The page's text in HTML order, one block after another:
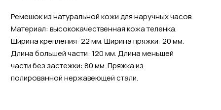
Ремешок из натуральной кожи для наручных часов.
Материал: высококачественная кожа теленка.
Ширина крепления: 22 мм. Ширина пряжки: 20 мм.
Длина большей части: 120 мм. Длина меньшей
части без застежки: 80 мм. Пряжка из
полированной нержавеющей стали.